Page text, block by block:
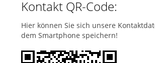
Kontakt QR-Code:
Hier können Sie sich unsere
dem Smartphone speichern!